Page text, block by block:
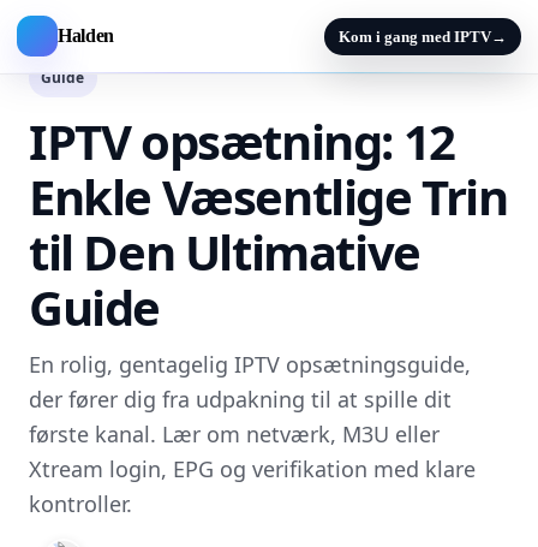
Halden Kom i gang med IPTV→
Guide
IPTV opsætning: 12
Enkle Væsentlige Trin
til Den Ultimative
Guide
En rolig, gentagelig IPTV opsætningsguide,
der fører dig fra udpakning til at spille dit
første kanal. Lær om netværk, M3U eller
Xtream login, EPG og verifikation med klare
kontroller.